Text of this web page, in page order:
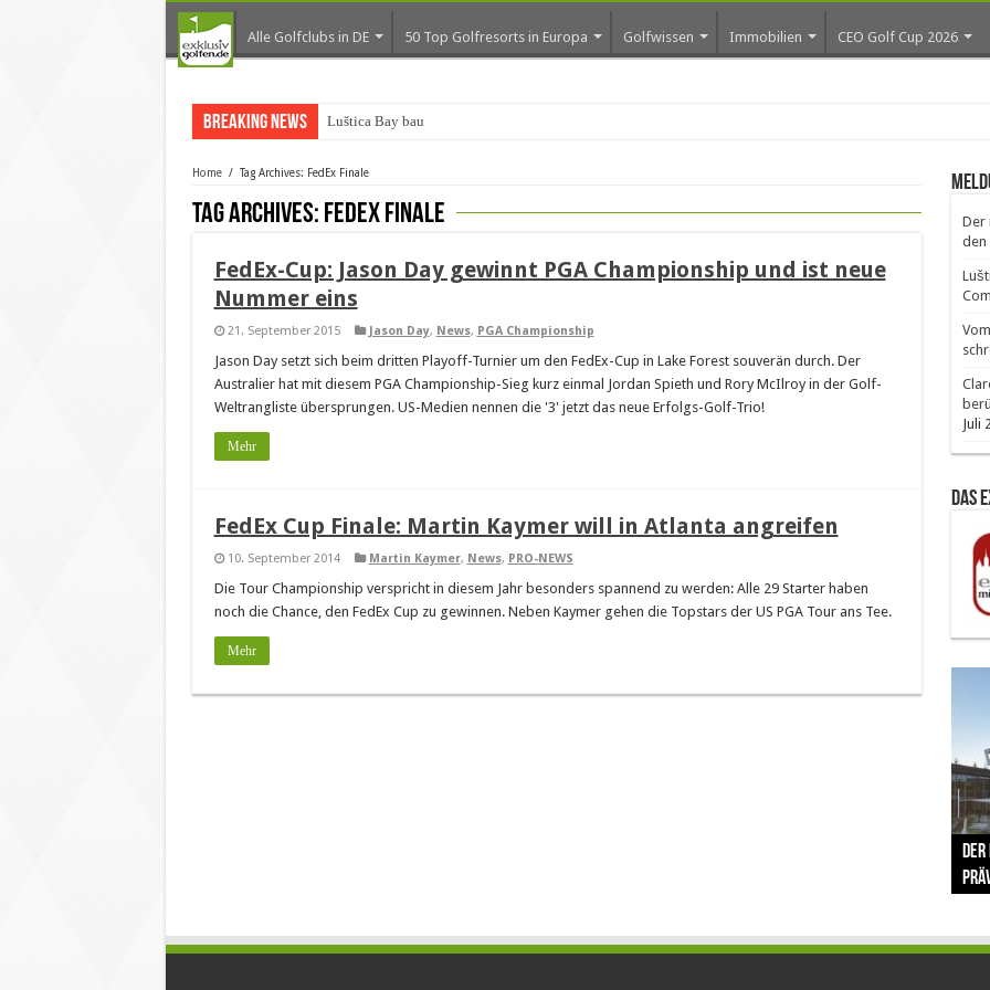
Alle Golfclubs in DE 50 Top Golfresorts in Europa Golfwissen Immobilien CEO Golf Cup 2026
Breaking News Luštica Bay baut Monten
Home / Tag Archives: FedEx Finale
Tag Archives: FedEx Finale
FedEx-Cup: Jason Day gewinnt PGA Championship und ist neue
Nummer eins
21. September 2015 Jason Day, News, PGA Championship
Jason Day setzt sich beim dritten Playoff-Turnier um den FedEx-Cup in Lake Forest souverän durch. Der
Australier hat mit diesem PGA Championship-Sieg kurz einmal Jordan Spieth und Rory McIlroy in der Golf-
Weltrangliste übersprungen. US-Medien nennen die '3' jetzt das neue Erfolgs-Golf-Trio!
Mehr
FedEx Cup Finale: Martin Kaymer will in Atlanta angreifen
10. September 2014 Martin Kaymer, News, PRO-NEWS
Die Tour Championship verspricht in diesem Jahr besonders spannend zu werden: Alle 29 Starter haben
noch die Chance, den FedEx Cup zu gewinnen. Neben Kaymer gehen die Topstars der US PGA Tour ans Tee.
Mehr
Der
den
Juli
Das
The